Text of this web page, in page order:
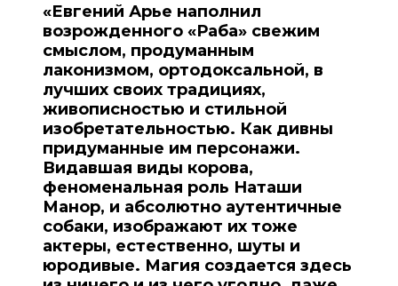
«Евгений Арье наполнил
возрожденного «Раба» свежим
смыслом, продуманным
лаконизмом, ортодоксальной, в
лучших своих традициях,
живописностью и стильной
изобретательностью. Как дивны
придуманные им персонажи.
Видавшая виды корова,
феноменальная роль Наташи
Манор, и абсолютно аутентичные
собаки, изображают их тоже
актеры, естественно, шуты и
юродивые. Магия создается здесь